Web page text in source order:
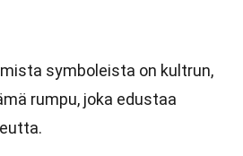
symboleista on kultrun,
rumpu, joka edustaa